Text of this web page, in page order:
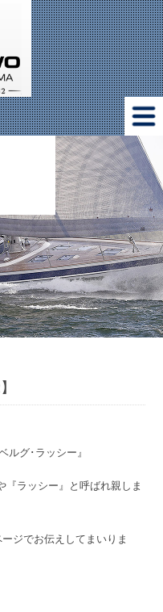
新艇情報
中古艇情報
マリン用品販売
会社概要
アクセス
ルグ･ラッシー』
『ラッシー』と呼ばれ親しま
ジでお伝えしてまいりま